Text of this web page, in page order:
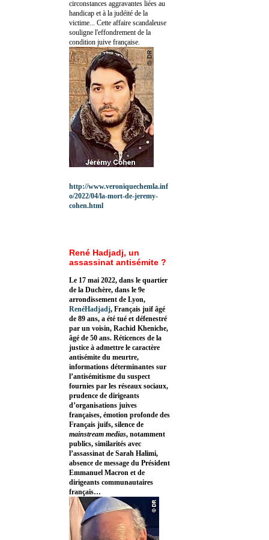
circonstances aggravantes liées au
handicap et à la judéité de la
victime... Cette affaire scandaleuse
souligne l'effondrement de la
condition juive française.
http://www.veroniquechemla.inf
o/2022/04/la-mort-de-jeremy-
cohen.html
René Hadjadj, un
assassinat antisémite ?
Le 17 mai 2022, dans le quartier
de la Duchère, dans le 9e
arrondissement de Lyon,
RenéHadjadj, Français juif âgé
de 89 ans, a été tué et défenestré
par un voisin, Rachid Kheniche,
âgé de 50 ans. Réticences de la
justice à admettre le caractère
antisémite du meurtre,
informations déterminantes sur
l’antisémitisme du suspect
fournies par les réseaux sociaux,
prudence de dirigeants
d’organisations juives
françaises, émotion profonde des
Français juifs, silence de
mainstream medias, notamment
publics, similarités avec
l’assassinat de Sarah Halimi,
absence de message du Président
Emmanuel Macron et de
dirigeants communautaires
français…